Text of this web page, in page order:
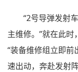
“2号导弹发射
主维修。”就在此时
“装备维修组立即前
速出动，奔赴发射阵